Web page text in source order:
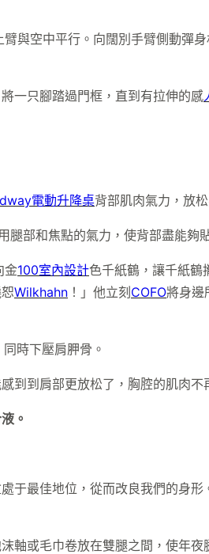
與空中平行。向闊別手臂側動彈
一只腳踏過門框，直到有拉伸的感
電動升降桌背部肌肉氣力，放
部和焦點的氣力，使背部盡能夠
金100室內設計色千紙鶴，讓千紙鶴
Wilkhahn ！」他立刻 COFO將身邊
時下壓肩胛骨。
到到肩部更放松了，胸腔的肌肉不
。
于最佳地位，從而改良我們的身
軸或毛巾卷放在雙腿之間，使年